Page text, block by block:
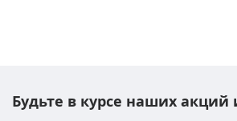
Будьте в курсе наших акций